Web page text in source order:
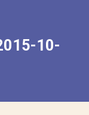
10-